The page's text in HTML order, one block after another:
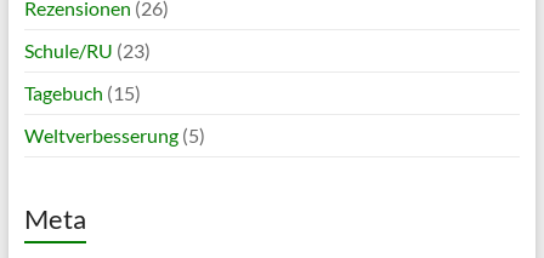
Rezensionen (26)
Schule/RU (23)
Tagebuch (15)
Weltverbesserung(5)
Meta